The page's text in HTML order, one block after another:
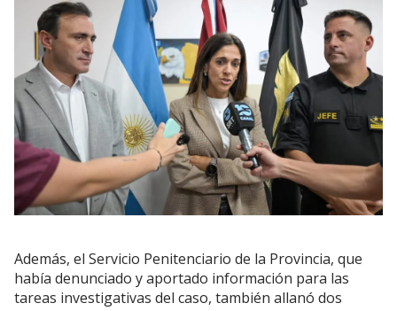
Además, el Servicio Penitenciario de la Provincia, que
había denunciado y aportado información para las
tareas investigativas del caso, también allanó dos